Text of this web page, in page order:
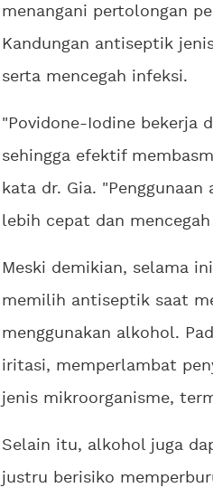
menangani pertolongan
Kandungan antiseptik
serta mencegah infeksi.
"Povidone-Iodine bekerja
sehingga efektif
kata dr. Gia.
lebih cepat dan
Meski demikian, selama
memilih antiseptik saat
menggunakan alkohol.
iritasi, memperlambat
jenis mikroorganisme,
Selain itu, alkohol juga
justru berisiko